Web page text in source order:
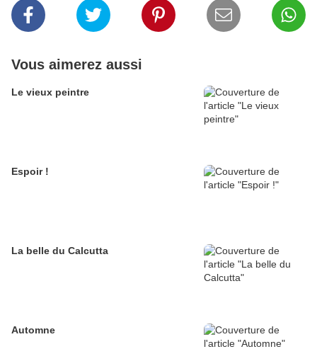
Vous aimerez aussi
Le vieux peintre
Espoir !
La belle du Calcutta
Automne